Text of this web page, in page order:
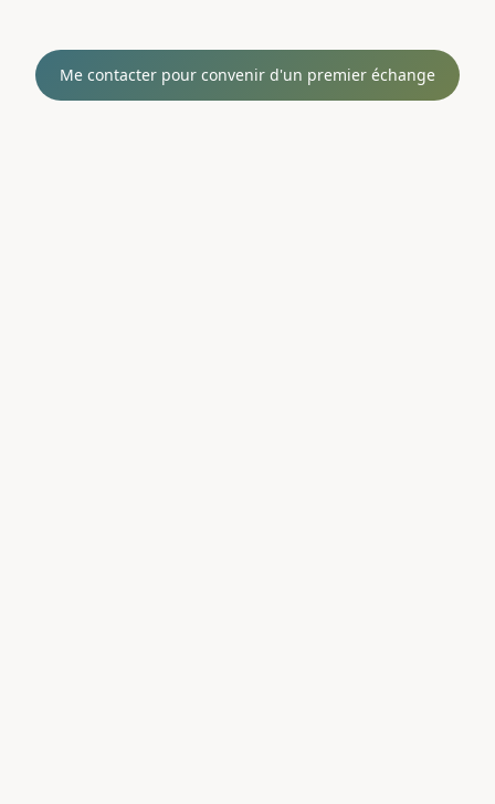
Me contacter pour convenir d'un premier échange